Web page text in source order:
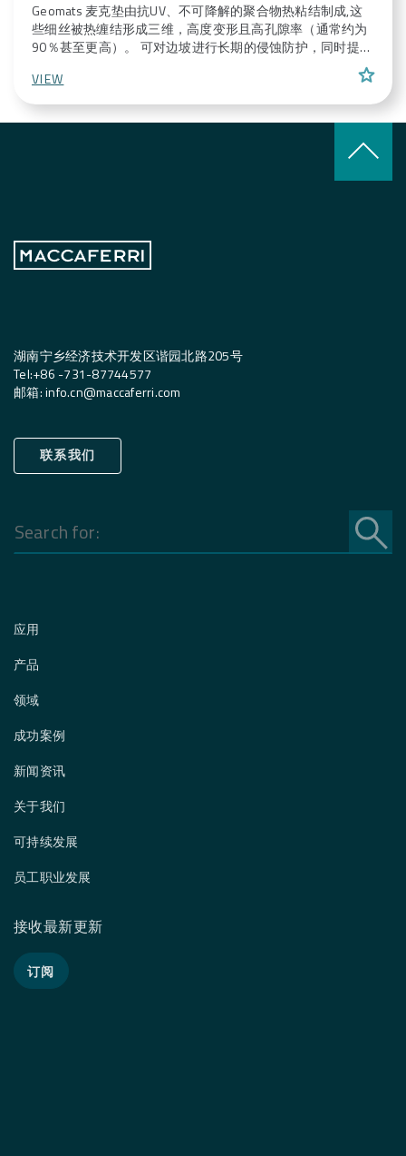
Geomats 麦克垫由抗UV、不可降解的聚合物热粘结制成,这
些细丝被热缠结形成三维，高度变形且高孔隙率（通常约为
90％甚至更高）。 可对边坡进行长期的侵蚀防护，同时提供
了一个能促进植物在土工垫上生长的环境来进一步增强土壤
的抗侵蚀能力。 这些垫子能够给边坡浅层土体提供更好的侵
蚀防护效果
VIEW star
keyboard_arrow_up
湖南宁乡经济技术开发区谐园北路205号
Tel:+86 -731-87744577
邮箱:info.cn@maccaferri.com
联系我们
Search
for:
应用
产品
领域
成功案例
新闻资讯
关于我们
可持续发展
员工职业发展
接收最新更新
订阅